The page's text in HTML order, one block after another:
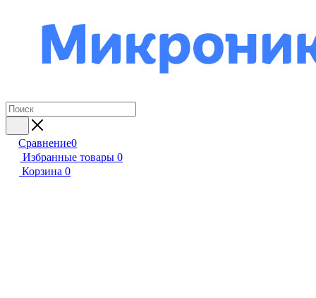
Сравнение0
Избранные товары 0
Корзина 0